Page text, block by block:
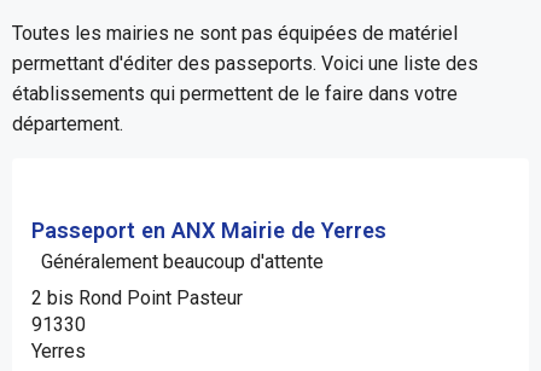
Toutes les mairies ne sont pas équipées de matériel
permettant d'éditer des passeports. Voici une liste des
établissements qui permettent de le faire dans votre
département.
Passeport en ANX Mairie de Yerres
Généralement beaucoup d'attente
2 bis Rond Point Pasteur
91330
Yerres